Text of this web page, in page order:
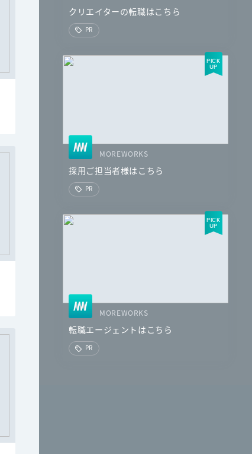
クリエイターの転職はこちら
PR
MOREWORKS
採用ご担当者様はこちら
PR
MOREWORKS
転職エージェントはこちら
PR